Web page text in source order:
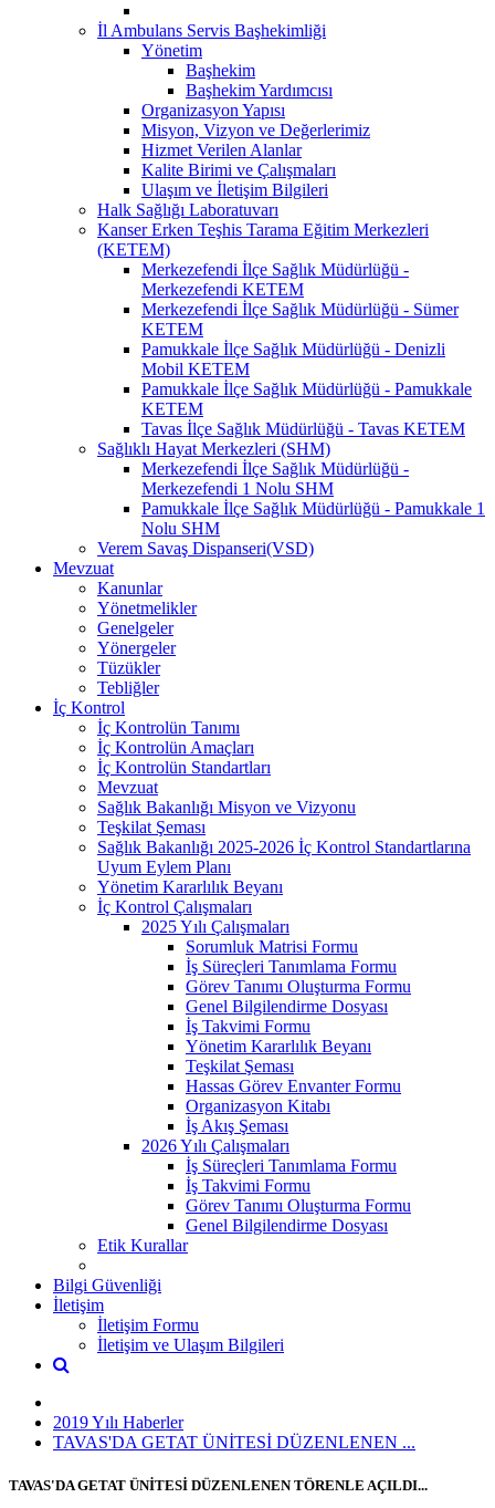
İl Ambulans Servis Başhekimliği
Yönetim
Başhekim
Başhekim Yardımcısı
Organizasyon Yapısı
Misyon, Vizyon ve Değerlerimiz
Hizmet Verilen Alanlar
Kalite Birimi ve Çalışmaları
Ulaşım ve İletişim Bilgileri
Halk Sağlığı Laboratuvarı
Kanser Erken Teşhis Tarama Eğitim Merkezleri
(KETEM)
Merkezefendi İlçe Sağlık Müdürlüğü -
Merkezefendi KETEM
Merkezefendi İlçe Sağlık Müdürlüğü - Sümer
KETEM
Pamukkale İlçe Sağlık Müdürlüğü - Denizli
Mobil KETEM
Pamukkale İlçe Sağlık Müdürlüğü - Pamukkale
KETEM
Tavas İlçe Sağlık Müdürlüğü - Tavas KETEM
Sağlıklı Hayat Merkezleri (SHM)
Merkezefendi İlçe Sağlık Müdürlüğü -
Merkezefendi 1 Nolu SHM
Pamukkale İlçe Sağlık Müdürlüğü - Pamukkale 1
Nolu SHM
Verem Savaş Dispanseri(VSD)
Mevzuat
Kanunlar
Yönetmelikler
Genelgeler
Yönergeler
Tüzükler
Tebliğler
İç Kontrol
İç Kontrolün Tanımı
İç Kontrolün Amaçları
İç Kontrolün Standartları
Mevzuat
Sağlık Bakanlığı Misyon ve Vizyonu
Teşkilat Şeması
Sağlık Bakanlığı 2025-2026 İç Kontrol Standartlarına
Uyum Eylem Planı
Yönetim Kararlılık Beyanı
İç Kontrol Çalışmaları
2025 Yılı Çalışmaları
Sorumluk Matrisi Formu
İş Süreçleri Tanımlama Formu
Görev Tanımı Oluşturma Formu
Genel Bilgilendirme Dosyası
İş Takvimi Formu
Yönetim Kararlılık Beyanı
Teşkilat Şeması
Hassas Görev Envanter Formu
Organizasyon Kitabı
İş Akış Şeması
2026 Yılı Çalışmaları
İş Süreçleri Tanımlama Formu
İş Takvimi Formu
Görev Tanımı Oluşturma Formu
Genel Bilgilendirme Dosyası
Etik Kurallar
Bilgi Güvenliği
İletişim
İletişim Formu
İletişim ve Ulaşım Bilgileri
2019 Yılı Haberler
TAVAS'DA GETAT ÜNİTESİ DÜZENLENEN ...
TAVAS'DA GETAT ÜNİTESİ DÜZENLENEN TÖRENLE AÇILDI...